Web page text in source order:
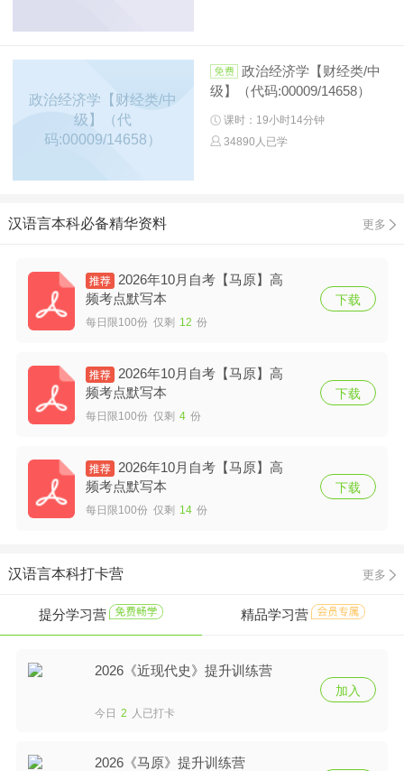
政治经济学【财经类/中
级】（代
码:00009/14658）
政治经济学【财经类/中
级】（代码:00009/14658）
课时：19小时14分钟
34890人已学
汉语言本科必备精华资料 更多
2026年10月自考【马原】高
频考点默写本
每日限100份 仅剩 12 份
下载
2026年10月自考【马原】高
频考点默写本
每日限100份 仅剩 4 份
下载
2026年10月自考【马原】高
频考点默写本
每日限100份 仅剩 14 份
下载
汉语言本科打卡营 更多
提分学习营 精品学习营
2026《近现代史》提升训练营
今日 2 人已打卡
加入
2026《马原》提升训练营